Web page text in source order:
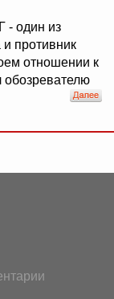
- один из
и противник
отношении к